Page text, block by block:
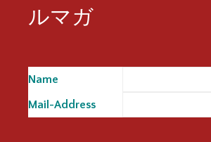
ルマガ
Name
Mail-Address